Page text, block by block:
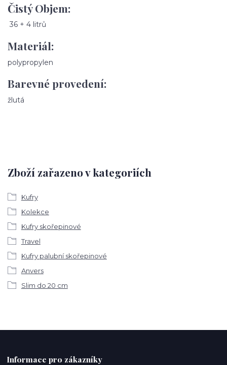
Čistý Objem:
36 + 4 litrů
Materiál:
polypropylen
Barevné provedení:
žlutá
Zboží zařazeno v kategoriích
Kufry
Kolekce
Kufry skořepinové
Travel
Kufry palubní skořepinové
Anvers
Slim do 20 cm
Informace pro zákazníky